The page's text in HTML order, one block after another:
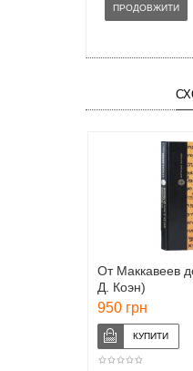
ПРОДОВЖИТИ
От Маккавеев
Д. Коэн)
950 грн